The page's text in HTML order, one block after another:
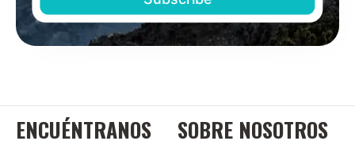
ENCUÉNTRANOS SOBRE NOSOTROS